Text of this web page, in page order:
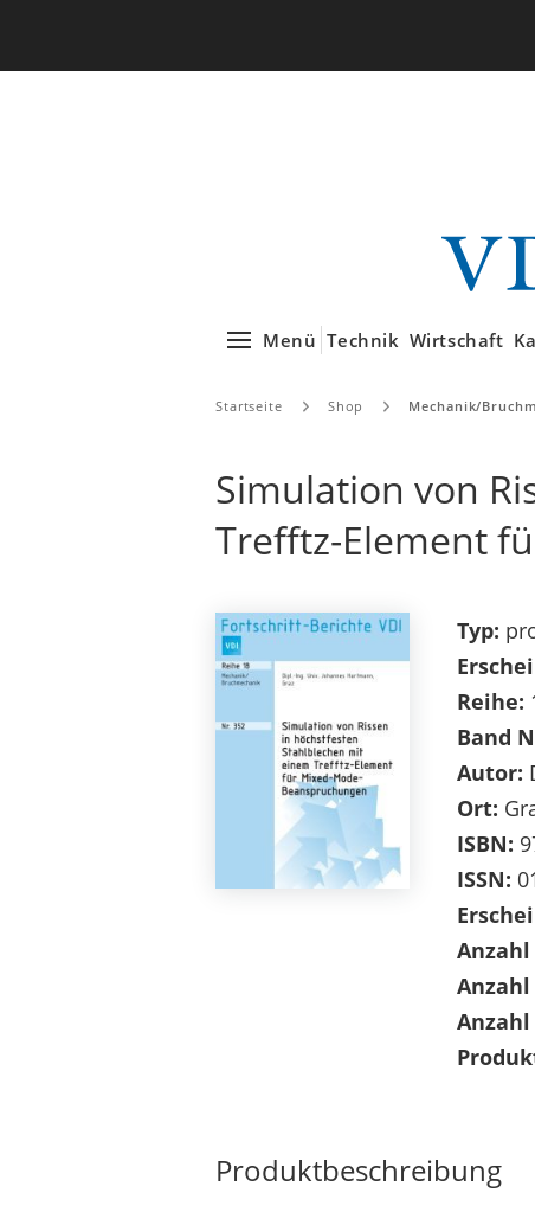
Menü Technik Wirtschaft
Startseite Shop Mechanik/
Simulation von
Trefftz-Element
Typ:
Reihe:
Band
Autor:
Ort:
ISBN:
ISSN:
Produktbeschreibung